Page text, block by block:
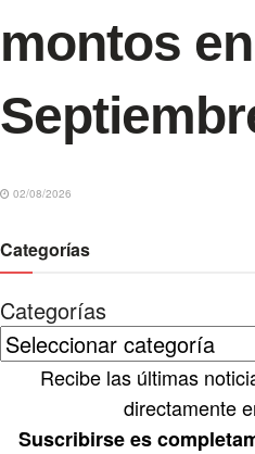
montos en
02/08/2026
Categorías
Categorías
Recibe las últimas
directamente
Suscribirse es